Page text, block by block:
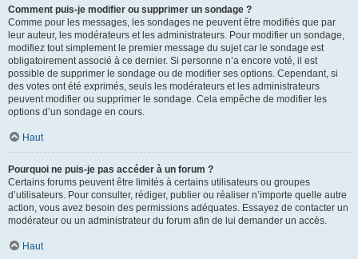
Comment puis-je modifier ou supprimer un sondage ?
Comme pour les messages, les sondages ne peuvent être modifiés que par
leur auteur, les modérateurs et les administrateurs. Pour modifier un sondage,
modifiez tout simplement le premier message du sujet car le sondage est
obligatoirement associé à ce dernier. Si personne n’a encore voté, il est
possible de supprimer le sondage ou de modifier ses options. Cependant, si
des votes ont été exprimés, seuls les modérateurs et les administrateurs
peuvent modifier ou supprimer le sondage. Cela empêche de modifier les
options d’un sondage en cours.
Haut
Pourquoi ne puis-je pas accéder à un forum ?
Certains forums peuvent être limités à certains utilisateurs ou groupes
d’utilisateurs. Pour consulter, rédiger, publier ou réaliser n’importe quelle autre
action, vous avez besoin des permissions adéquates. Essayez de contacter un
modérateur ou un administrateur du forum afin de lui demander un accès.
Haut